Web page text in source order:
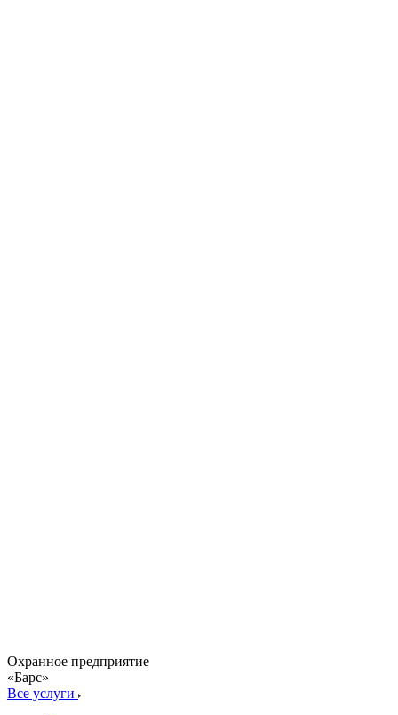
Охранное предприятие
«Барс»
Все услуги